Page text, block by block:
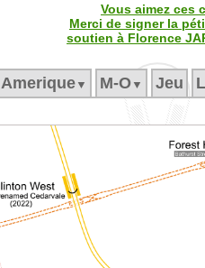
Vous aimez ces
Merci de signer la
soutien à Florence
Amerique ▼ M‑O ▼ Jeu